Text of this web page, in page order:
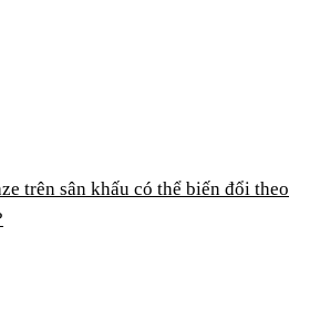
trên sân khấu có thể biến đổi theo